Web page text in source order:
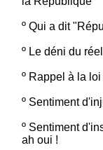
º Qui a dit
º Le déni du
º Rappel à la
º Sentiment
º Sentiment
ah oui !